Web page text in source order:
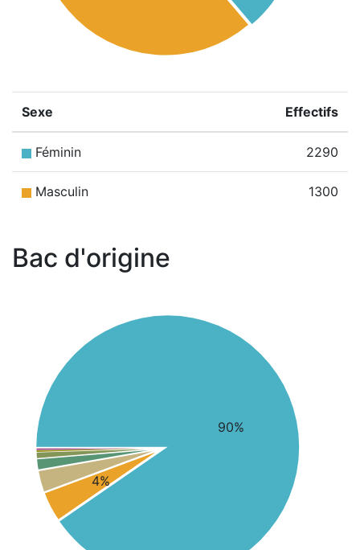
Sexe Effectifs
Féminin 2290
Masculin 1300
Bac d'origine
90%
4%